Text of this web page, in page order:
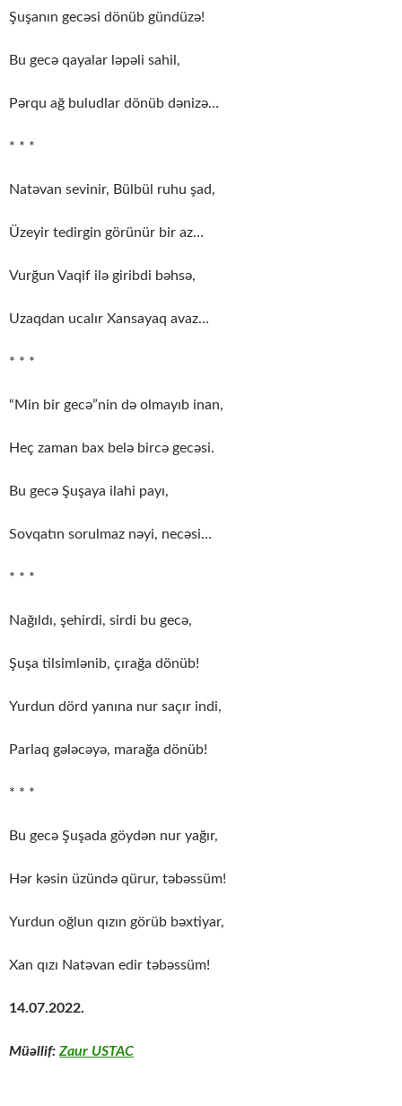
Şuşanın gecəsi dönüb gündüzə!
Bu gecə qayalar ləpəli sahil,
Pərqu ağ buludlar dönüb dənizə…
* * *
Natəvan sevinir, Bülbül ruhu şad,
Üzeyir tedirgin görünür bir az…
Vurğun Vaqif ilə giribdi bəhsə,
Uzaqdan ucalır Xansayaq avaz…
* * *
“Min bir gecə”nin də olmayıb inan,
Heç zaman bax belə bircə gecəsi.
Bu gecə Şuşaya ilahi payı,
Sovqatın sorulmaz nəyi, necəsi…
* * *
Nağıldı, şehirdi, sirdi bu gecə,
Şuşa tilsimlənib, çırağa dönüb!
Yurdun dörd yanına nur saçır indi,
Parlaq gələcəyə, marağa dönüb!
* * *
Bu gecə Şuşada göydən nur yağır,
Hər kəsin üzündə qürur, təbəssüm!
Yurdun oğlun qızın görüb bəxtiyar,
Xan qızı Natəvan edir təbəssüm!
14.07.2022.
Müəllif: Zaur USTAC